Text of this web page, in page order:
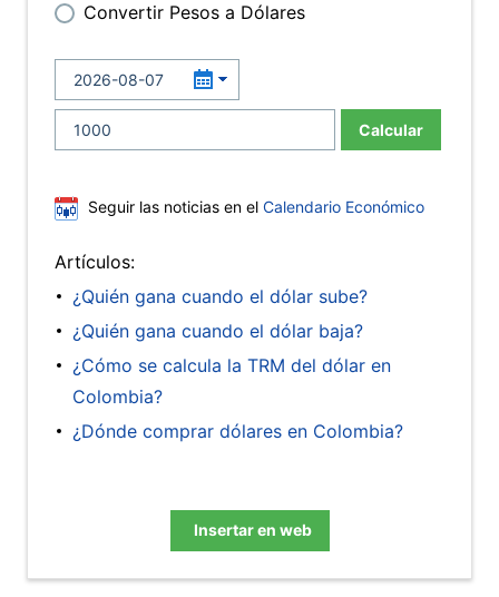
Convertir Pesos a Dólares
Calcular
Seguir las noticias en el Calendario Económico
Artículos:
¿Quién gana cuando el dólar sube?
¿Quién gana cuando el dólar baja?
¿Cómo se calcula la TRM del dólar en
Colombia?
¿Dónde comprar dólares en Colombia?
Insertar en web